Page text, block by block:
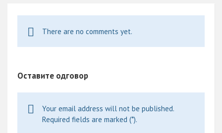
There are no comments yet.
Оставите одговор
Your email address will not be published.
Required fields are marked (*).